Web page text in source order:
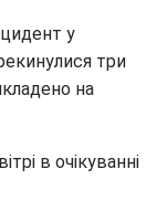
у
три
на
в очікуванні